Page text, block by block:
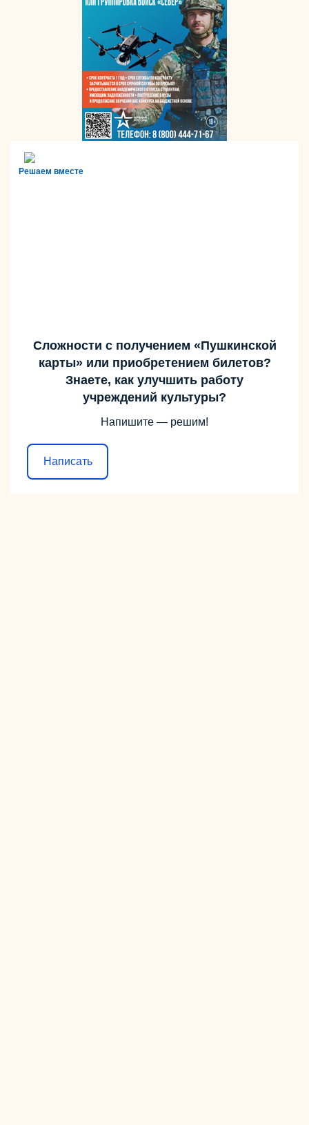
Решаем вместе
Сложности с получением «Пушкинской
карты» или приобретением билетов?
Знаете, как улучшить работу
учреждений культуры?
Напишите — решим!
Написать